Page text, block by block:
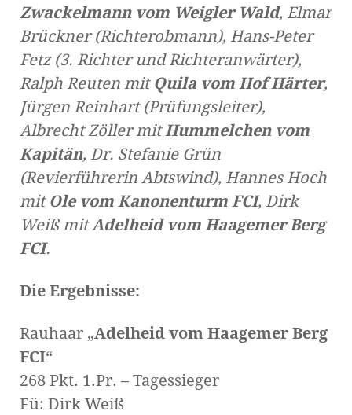
Zwackelmann vom Weigler Wald, Elmar
Brückner (Richterobmann), Hans-Peter
Fetz (3. Richter und Richteranwärter),
Ralph Reuten mit Quila vom Hof Härter,
Jürgen Reinhart (Prüfungsleiter),
Albrecht Zöller mitHummelchen vom
Kapitän, Dr. Stefanie Grün
(Revierführerin Abtswind), Hannes Hoch
mit Ole vom Kanonenturm FCI, Dirk
Weiß mitAdelheid vom Haagemer Berg
FCI.
Die Ergebnisse:
Rauhaar „Adelheid vom Haagemer Berg
FCI“
268 Pkt. 1.Pr. – Tagessieger
Fü: Dirk Weiß